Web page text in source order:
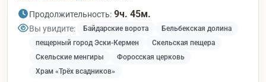
Продолжительность: 9ч. 45м.
Вы увидите: Байдарские ворота
Бельбекская долина
пещерный город Эски-Кермен
Скельская пещера
Скельские менгиры
Форосская церковь
Храм «Трёх всадников»